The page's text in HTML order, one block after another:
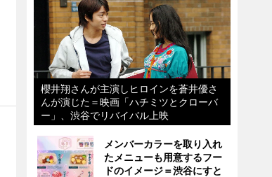
櫻井翔さんが主演しヒロインを蒼井優さ
んが演じた＝映画「ハチミツとクローバ
ー」、渋谷でリバイバル上映
メンバーカラーを取り入れ
たメニューも用意するフー
ドのイメージ＝渋谷にすと